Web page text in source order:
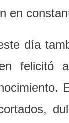
en
día
felicitó